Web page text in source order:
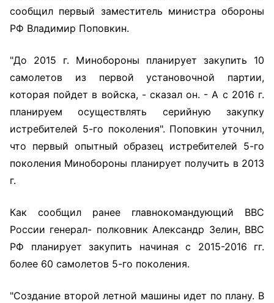
сообщил первый заместитель министра обороны
РФ Владимир Поповкин.
"До 2015 г. Минобороны планирует закупить 10
самолетов из первой установочной партии,
которая пойдет в войска, - сказал он. - А с 2016 г.
планируем осуществлять серийную закупку
истребителей 5-го поколения". Поповкин уточнил,
что первый опытный образец истребителей 5-го
поколения Минобороны планирует получить в 2013
г.
Как сообщил ранее главнокомандующий ВВС
России генерал- полковник Александр Зелин, ВВС
РФ планирует закупить начиная с 2015-2016 гг.
более 60 самолетов 5-го поколения.
"Создание второй летной машины идет по плану. В